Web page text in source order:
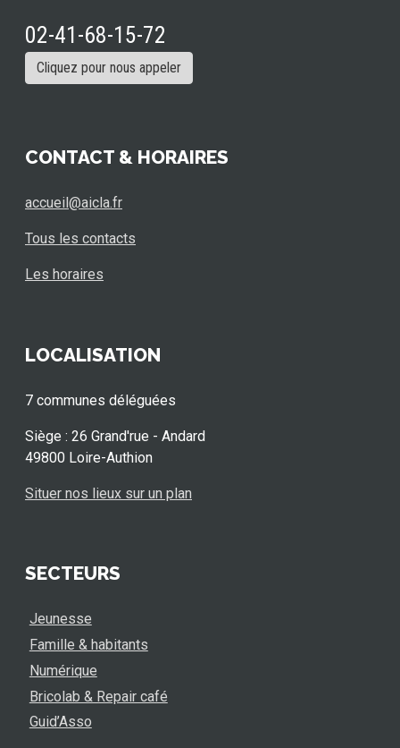
02-41-68-15-72
Cliquez pour nous appeler
CONTACT & HORAIRES
accueil@aicla.fr
Tous les contacts
Les horaires
LOCALISATION
7 communes déléguées
Siège : 26 Grand'rue - Andard
49800 Loire-Authion
Situer nos lieux sur un plan
SECTEURS
Jeunesse
Famille & habitants
Numérique
Bricolab & Repair café
Guid’Asso